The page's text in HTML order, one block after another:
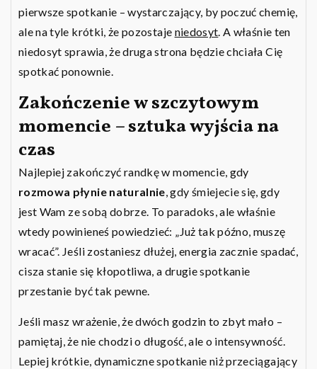
pierwsze spotkanie – wystarczający, by poczuć chemię,
ale na tyle krótki, że pozostaje niedosyt. A właśnie ten
niedosyt sprawia, że druga strona będzie chciała Cię
spotkać ponownie.
Zakończenie w szczytowym
momencie – sztuka wyjścia na
czas
Najlepiej zakończyć randkę w momencie, gdy
rozmowa płynie naturalnie, gdy śmiejecie się, gdy
jest Wam ze sobą dobrze. To paradoks, ale właśnie
wtedy powinieneś powiedzieć: „Już tak późno, muszę
wracać”. Jeśli zostaniesz dłużej, energia zacznie spadać,
cisza stanie się kłopotliwa, a drugie spotkanie
przestanie być tak pewne.
Jeśli masz wrażenie, że dwóch godzin to zbyt mało –
pamiętaj, że nie chodzi o długość, ale o intensywność.
Lepiej krótkie, dynamiczne spotkanie niż przeciągający